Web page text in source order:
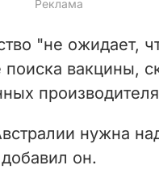
"не ожидает,
поиска вакцины,
нужна
он.